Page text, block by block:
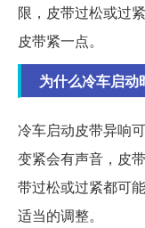
限，皮带过松或过
皮带紧一点。
为什么冷车启动
冷车启动皮带异响
变紧会有声音，皮
带过松或过紧都可
适当的调整。